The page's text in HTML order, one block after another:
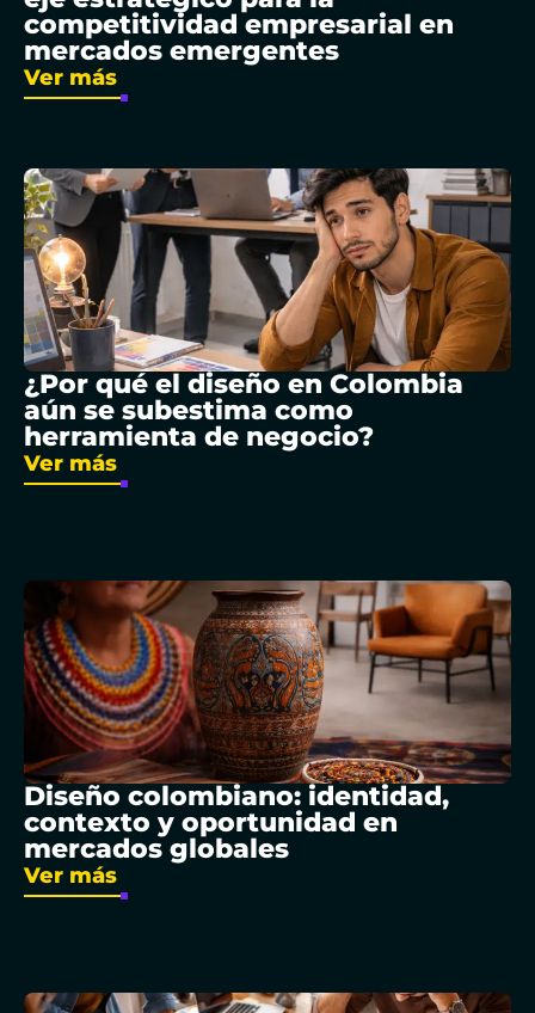
competitividad empresarial en
mercados emergentes
Ver más
¿Por qué el diseño en Colombia
aún se subestima como
herramienta de negocio?
Ver más
Diseño colombiano: identidad,
contexto y oportunidad en
mercados globales
Ver más